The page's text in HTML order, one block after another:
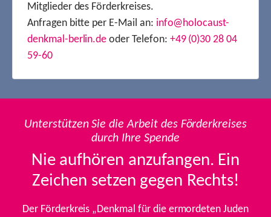
Mitglieder des Förderkreises.
Anfragen bitte per E-Mail an: info@holocaust-
denkmal-berlin.de oder Telefon: +49 (0)30 28 04
59-60
Unterstützen Sie die Arbeit des Förderkreises
durch Ihre Spende
Nie aufhören anzufangen. Ein
Zeichen setzen gegen Rechts!
Der Förderkreis „Denkmal für die ermordeten Juden